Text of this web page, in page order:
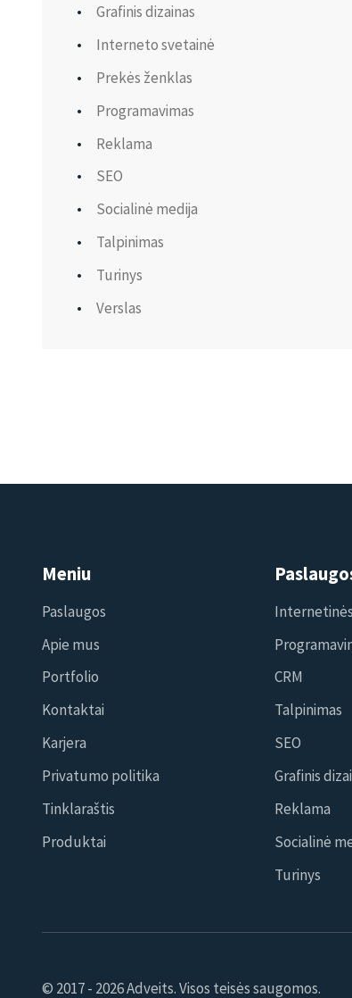
Grafinis dizainas
Interneto svetainė
Prekės ženklas
Programavimas
Reklama
SEO
Socialinė medija
Talpinimas
Turinys
Verslas
Meniu
Paslaugos
Apie mus
Portfolio
Kontaktai
Karjera
Privatumo politika
Tinklaraštis
Produktai
CRM
Talpinimas
SEO
Grafinis
Reklama
Socialinė
Turinys
© 2017 - 2026 Adveits. Visos teisės saugomos.